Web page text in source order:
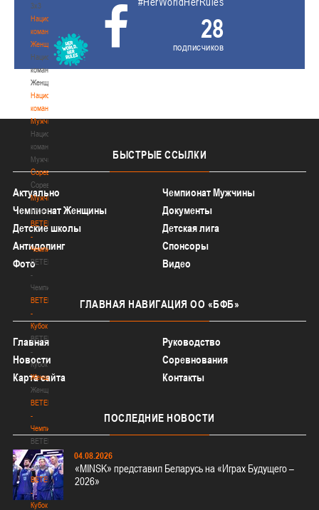
3х3
Национальная
команда.
Женщины
Национальная
команда.
Женщины
Национальная
команда.
Мужчины
Национальная
команда.
Мужчины
Соревнования
Соревнования
Мужчины
Мужчины
BETERA
-
Чемпионат
BETERA
-
Чемпионат
BETERA
-
Кубок
BETERA
-
Кубок
Женщины
Женщины
BETERA
-
Чемпионат
BETERA
-
Чемпионат
BETERA
-
Кубок
28
подписчиков
БЫСТРЫЕ ССЫЛКИ
Актуально
Чемпионат Мужчины
Чемпионат Женщины
Документы
Детские школы
Детская лига
Антидопинг
Спонсоры
Фото
Видео
ГЛАВНАЯ НАВИГАЦИЯ ОО «БФБ»
Главная
Руководство
Новости
Соревнования
Карта сайта
Контакты
ПОСЛЕДНИЕ НОВОСТИ
04.08.2026
«MINSK» представил Беларусь на «Играх Будущего –
2026»